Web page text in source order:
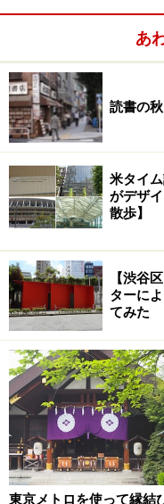
東京都新宿区歌舞伎
新宿区役所本庁舎 地
喫茶 10：30～16：
食事 11：30～15：00
ランチ 11：30～14
さて、ぶらぶら歩こ
三平ストアというス
口の小田急百貨店ま
稲荷というのがある。
小田急百貨店の13階に
13階の屋上庭園。き
で、雨が降っている。
あった。鳥居の奥にち
あ
読書の
米タイ
がデザ
散歩】
【渋谷
ターに
てみた
東京メトロを使って縁結